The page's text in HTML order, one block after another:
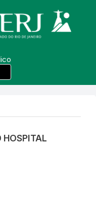
HOSPITAL